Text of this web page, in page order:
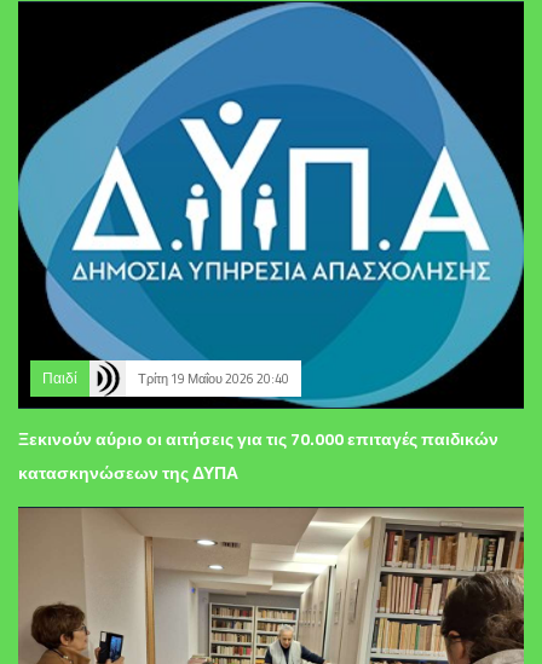
Παιδί Τρίτη 19 Μαΐου 2026 20:40
Ξεκινούν αύριο οι αιτήσεις για τις 70.000 επιταγές παιδικών
κατασκηνώσεων της ΔΥΠΑ